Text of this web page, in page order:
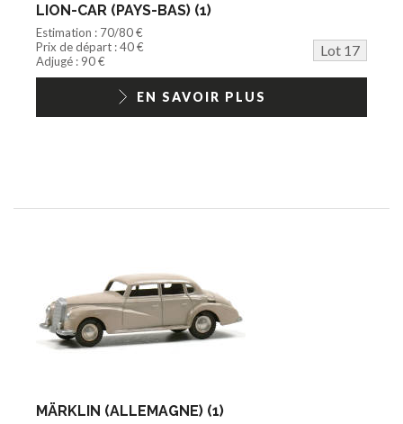
LION-CAR (PAYS-BAS) (1)
Estimation : 70/80 €
Prix de départ : 40 €
Lot 17
Adjugé : 90 €
EN SAVOIR PLUS
MÄRKLIN (ALLEMAGNE) (1)